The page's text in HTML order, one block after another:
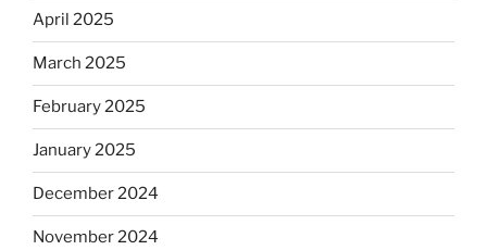
April 2025
March 2025
February 2025
January 2025
December 2024
November 2024